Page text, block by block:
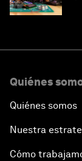
Quiénes
Quiénes somos
Nuestra
Cómo